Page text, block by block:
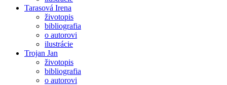
Tarasová Irena
životopis
bibliografia
o autorovi
ilustrácie
Trojan Jan
životopis
bibliografia
o autorovi